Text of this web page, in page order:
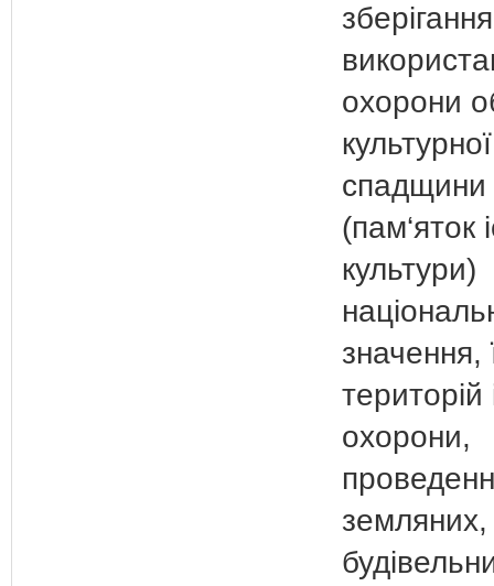
охорони
культурної
спадщини
(пам‘яток
культури)
значення,
територій
охорони,
земляних,